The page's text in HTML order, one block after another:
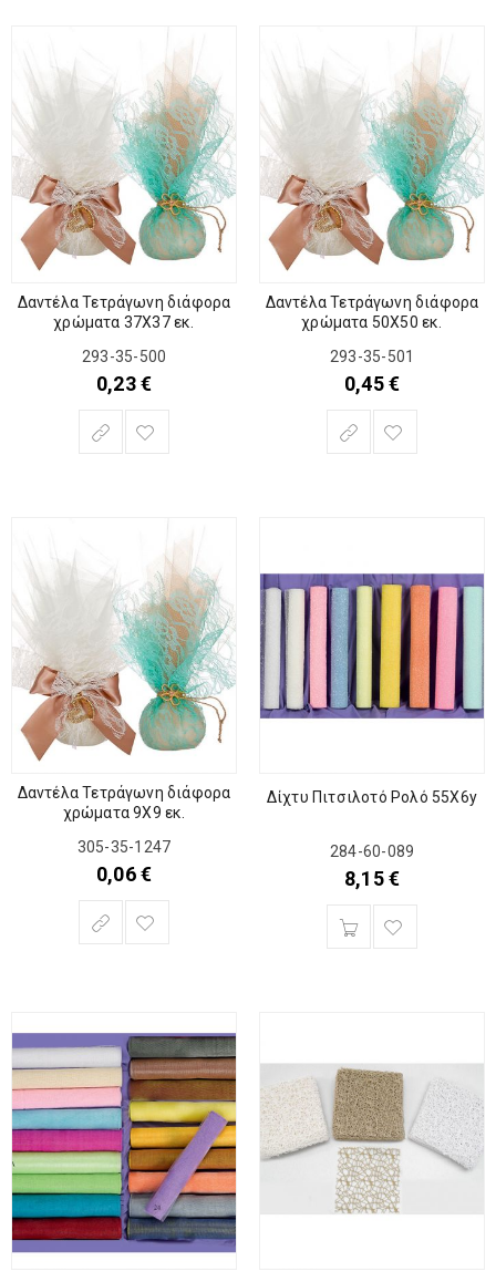
Δαντέλα Τετράγωνη διάφορα
χρώματα 37Χ37 εκ.
293-35-500
0,23€
Δαντέλα Τετράγωνη διάφορα
χρώματα 50Χ50 εκ.
293-35-501
0,45€
Δαντέλα Τετράγωνη διάφορα
χρώματα 9Χ9 εκ.
305-35-1247
0,06€
Δίχτυ Πιτσιλοτό Ρολό 55Χ6y
284-60-089
8,15€